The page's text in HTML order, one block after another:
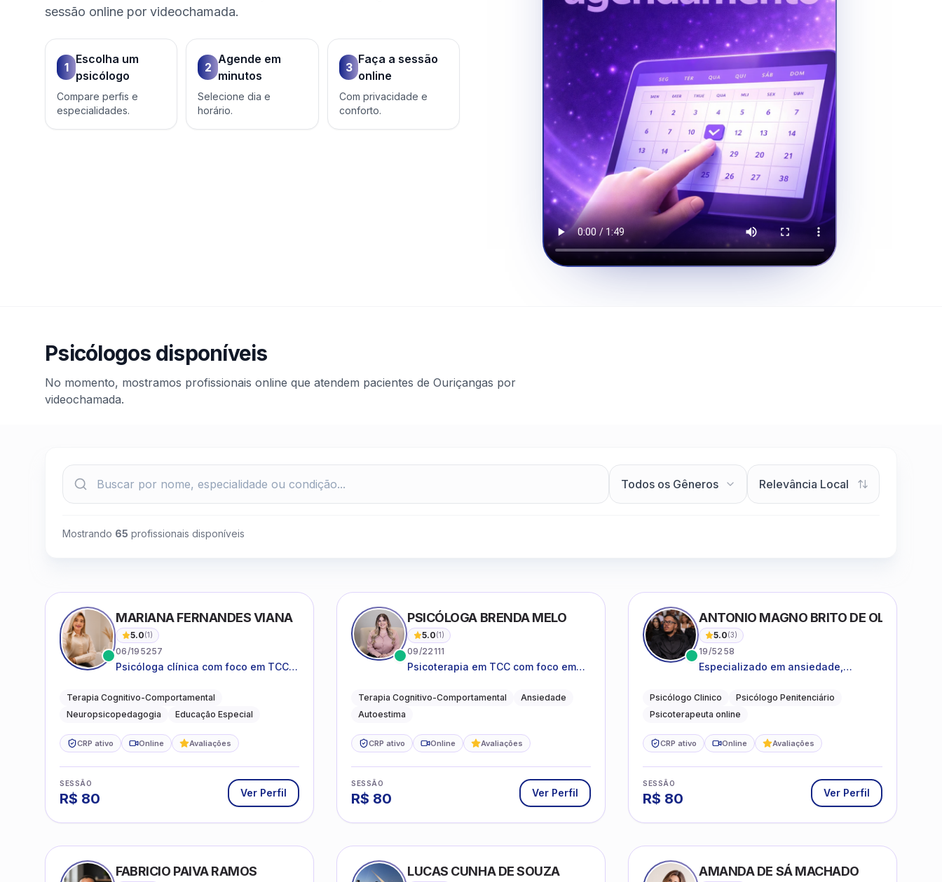
sessão online por videochamada.
1
Escolha um
psicólogo
Compare perfis e
especialidades.
2
Agende em
minutos
Selecione dia e
horário.
3
Faça a sessão
online
Com privacidade e
conforto.
Psicólogos disponíveis
No momento, mostramos profissionais online que atendem pacientes de Ouriçangas por
videochamada.
Mostrando 65 profissionais disponíveis
MARIANA FERNANDES VIANA
5.0(1)
06/195257
Psicóloga clínica com foco em TCC,
acompanhamento do
neurodesenvolvimento.
Terapia Cognitivo-Comportamental
Neuropsicopedagogia
Educação Especial
CRP ativo Online Avaliações
SESSÃO
R$ 80 Ver Perfil
PSICÓLOGA BRENDA MELO
5.0(1)
09/22111
Psicoterapia em TCC com foco em
práticas para o cotidiano
Terapia Cognitivo-Comportamental
Ansiedade
Autoestima
CRP ativo Online Avaliações
SESSÃO
R$ 80 Ver Perfil
ANTONIO MAGNO BRITO DE OLIVEIRA
5.0(3)
19/5258
Especializado em ansiedade,
conflitos familiares e questões
comportamentais.
Psicólogo Clinico
Psicólogo Penitenciário
Psicoterapeuta online
CRP ativo Online Avaliações
SESSÃO
R$ 80 Ver Perfil
FABRICIO PAIVA RAMOS LUCAS CUNHA DE SOUZA AMANDA DE SÁ MACHADO